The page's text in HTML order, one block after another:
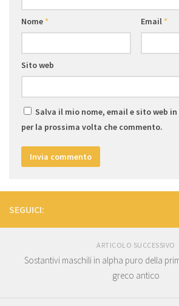
Nome* Email*
Sito web
Salva il mio nome, email e sito web
per la prossima volta che commento.
SEGUICI:
ARTICOLO SUCCESSIVO
Sostantivi maschili in alpha puro della
greco antico